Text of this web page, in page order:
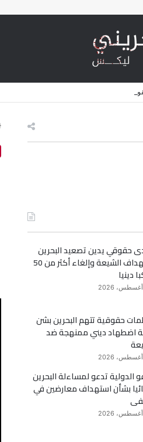
تتهم البحرين بشن حملة اضطهاد ديني
حقوقي يدين تصعيد البحرين
استهداف الشيعة وإلغاء أكثر من 50
دينيا
حقوقية تتهم البحرين بشن
اضطهاد ديني ممنهجة ضد
الدولية تدعو لمساءلة البحرين
بشأن استهداف معارضين في